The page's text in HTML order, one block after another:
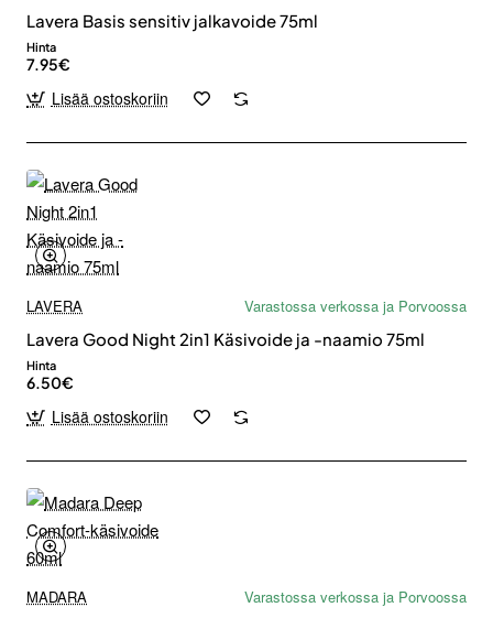
Lavera Basis sensitiv jalkavoide 75ml
Hinta
7.95€
Lisää ostoskoriin
LAVERA
Varastossa verkossa ja Porvoossa
Lavera Good Night 2in1 Käsivoide ja -naamio 75ml
Hinta
6.50€
Lisää ostoskoriin
MADARA
Varastossa verkossa ja Porvoossa